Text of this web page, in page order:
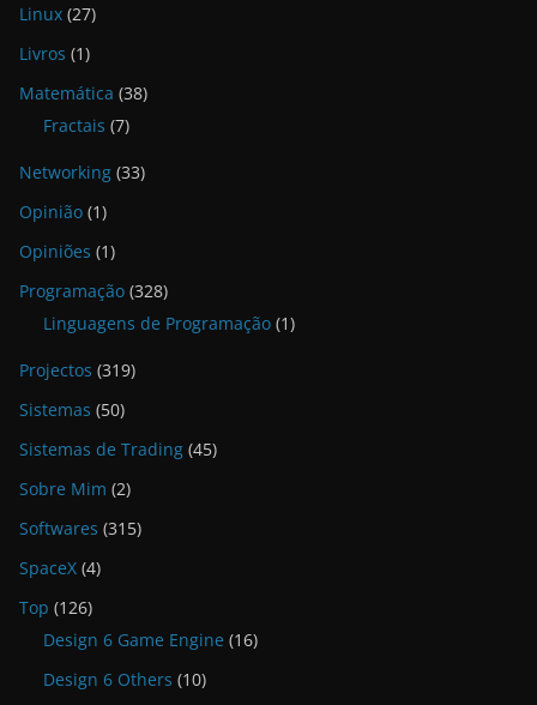
Linux (27)
Livros (1)
Matemática (38)
Fractais (7)
Networking (33)
Opinião (1)
Opiniões (1)
Programação (328)
Linguagens de Programação (1)
Projectos (319)
Sistemas (50)
Sistemas de Trading (45)
Sobre Mim (2)
Softwares (315)
SpaceX (4)
Top (126)
Design 6 Game Engine (16)
Design 6 Others (10)